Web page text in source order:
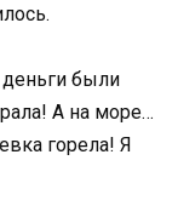
были
А на море…
горела! Я